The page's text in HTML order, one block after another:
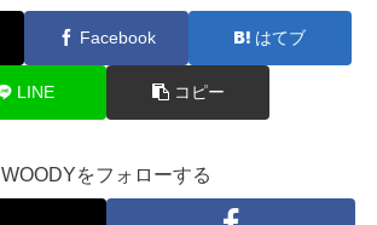
Facebook はてブ
LINE コピー
WOODYをフォローする